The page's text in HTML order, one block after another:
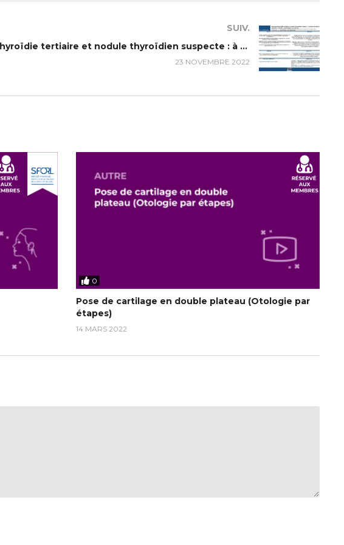
SUIV.
Hyperparathyroïdie tertiaire et nodule thyroïdien suspecte : à propos de deux cas.
23 NOVEMBRE 2022
0
Pose de cartilage en double plateau (Otologie par
étapes)
14 MARS 2022